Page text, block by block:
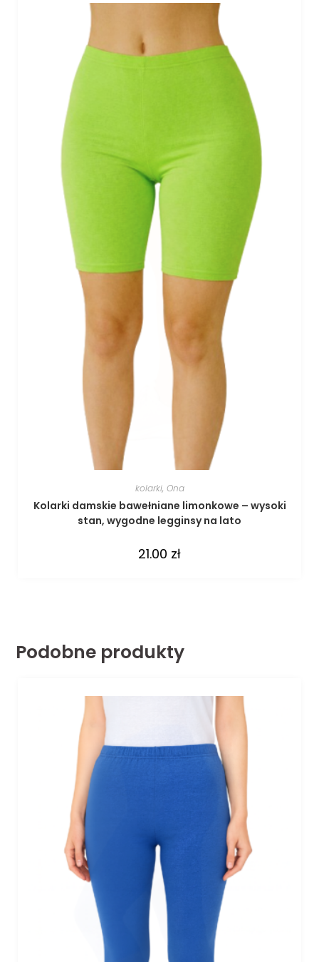
kolarki, Ona
Kolarki damskie bawełniane limonkowe – wysoki
stan, wygodne legginsy na lato
21.00 zł
Podobne produkty